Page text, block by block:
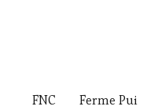
FNC Ferme Pui